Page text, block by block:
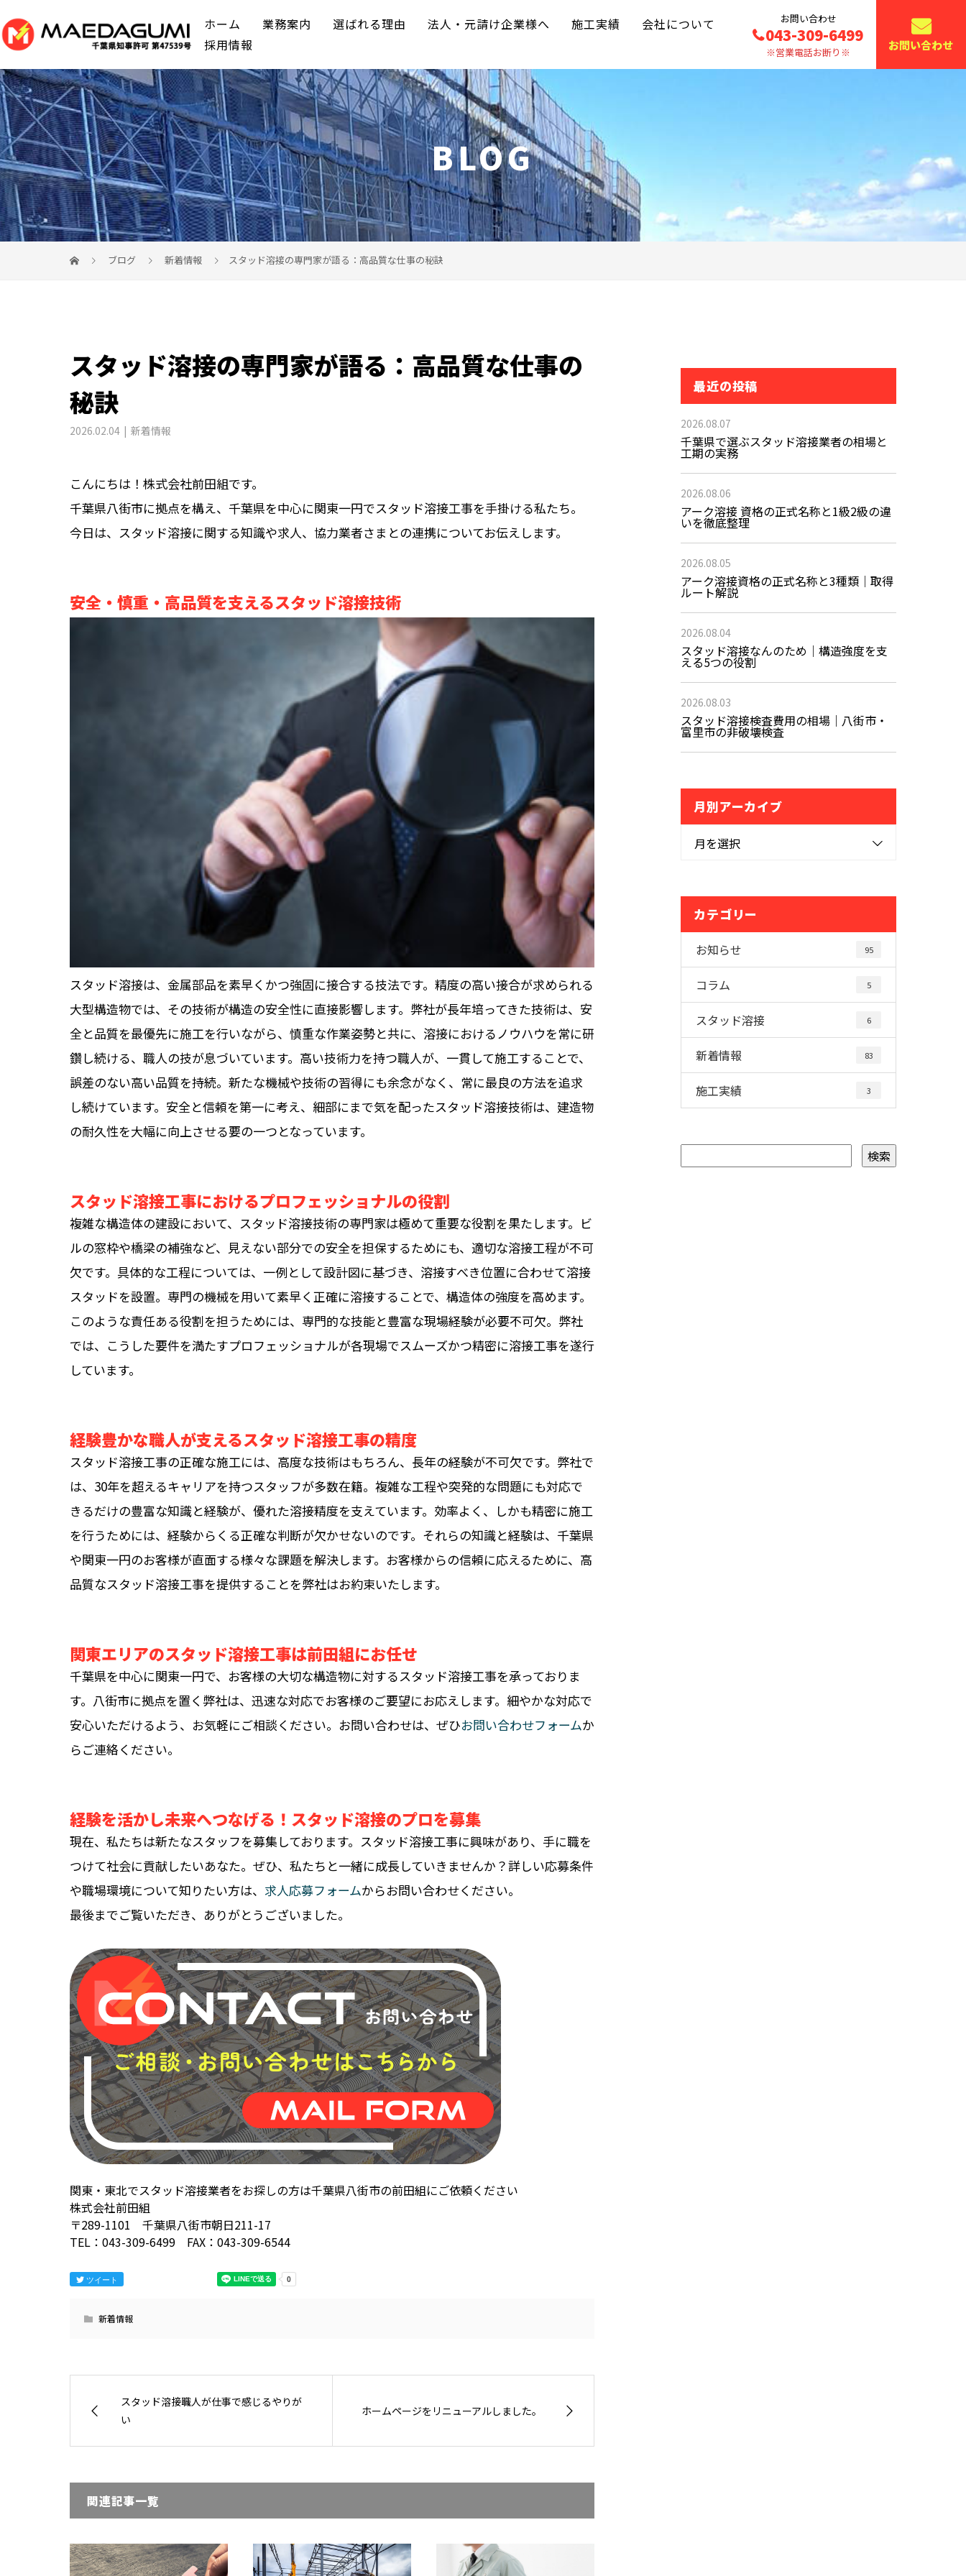
ホーム 業務案内 選ばれる理由 法人・元請け企業様へ 施工実績
会社について
採用情報
お問い合わせ
043-309-6499
※営業電話お断り※ お問い合わせ
BLOG
ブログ 新着情報 スタッド溶接の専門家が語る：高品質な仕事の秘訣
スタッド溶接の専門家が語る：高品質な仕事の
秘訣
2026.02.04 新着情報
こんにちは！株式会社前田組です。
千葉県八街市に拠点を構え、千葉県を中心に関東一円でスタッド溶接工事を手掛ける私たち。
今日は、スタッド溶接に関する知識や求人、協力業者さまとの連携についてお伝えします。
安全・慎重・高品質を支えるスタッド溶接技術
スタッド溶接は、金属部品を素早くかつ強固に接合する技法です。精度の高い接合が求められる
大型構造物では、その技術が構造の安全性に直接影響します。弊社が長年培ってきた技術は、安
全と品質を最優先に施工を行いながら、慎重な作業姿勢と共に、溶接におけるノウハウを常に研
鑽し続ける、職人の技が息づいています。高い技術力を持つ職人が、一貫して施工することで、
誤差のない高い品質を持続。新たな機械や技術の習得にも余念がなく、常に最良の方法を追求
し続けています。安全と信頼を第一に考え、細部にまで気を配ったスタッド溶接技術は、建造物
の耐久性を大幅に向上させる要の一つとなっています。
スタッド溶接工事におけるプロフェッショナルの役割
複雑な構造体の建設において、スタッド溶接技術の専門家は極めて重要な役割を果たします。ビ
ルの窓枠や橋梁の補強など、見えない部分での安全を担保するためにも、適切な溶接工程が不可
欠です。具体的な工程については、一例として設計図に基づき、溶接すべき位置に合わせて溶接
スタッドを設置。専門の機械を用いて素早く正確に溶接することで、構造体の強度を高めます。
このような責任ある役割を担うためには、専門的な技能と豊富な現場経験が必要不可欠。弊社
では、こうした要件を満たすプロフェッショナルが各現場でスムーズかつ精密に溶接工事を遂行
しています。
経験豊かな職人が支えるスタッド溶接工事の精度
スタッド溶接工事の正確な施工には、高度な技術はもちろん、長年の経験が不可欠です。弊社で
は、30年を超えるキャリアを持つスタッフが多数在籍。複雑な工程や突発的な問題にも対応で
きるだけの豊富な知識と経験が、優れた溶接精度を支えています。効率よく、しかも精密に施工
を行うためには、経験からくる正確な判断が欠かせないのです。それらの知識と経験は、千葉県
や関東一円のお客様が直面する様々な課題を解決します。お客様からの信頼に応えるために、高
品質なスタッド溶接工事を提供することを弊社はお約束いたします。
関東エリアのスタッド溶接工事は前田組にお任せ
千葉県を中心に関東一円で、お客様の大切な構造物に対するスタッド溶接工事を承っておりま
す。八街市に拠点を置く弊社は、迅速な対応でお客様のご要望にお応えします。細やかな対応で
安心いただけるよう、お気軽にご相談ください。お問い合わせは、ぜひお問い合わせフォームか
らご連絡ください。
経験を活かし未来へつなげる！スタッド溶接のプロを募集
現在、私たちは新たなスタッフを募集しております。スタッド溶接工事に興味があり、手に職を
つけて社会に貢献したいあなた。ぜひ、私たちと一緒に成長していきませんか？詳しい応募条件
や職場環境について知りたい方は、 求人応募フォームからお問い合わせください。
最後までご覧いただき、ありがとうございました。
関東・東北でスタッド溶接業者をお探しの方は千葉県八街市の前田組にご依頼ください
株式会社前田組
〒289-1101 千葉県八街市朝日211-17
TEL：043-309-6499 FAX：043-309-6544
ツイート
新着情報
スタッド溶接職人が仕事で感じるやりが
い
ホームページをリニューアルしました。
関連記事一覧
最近の投稿
2026.08.07
千葉県で選ぶスタッド溶接業者の相場と
工期の実務
2026.08.06
アーク溶接 資格の正式名称と1級2級の違
いを徹底整理
2026.08.05
アーク溶接資格の正式名称と3種類｜取得
ルート解説
2026.08.04
スタッド溶接なんのため｜構造強度を支
える5つの役割
2026.08.03
スタッド溶接検査費用の相場｜八街市・
富里市の非破壊検査
月別アーカイブ
月を選択
カテゴリー
お知らせ 95
コラム 5
スタッド溶接 6
新着情報 83
施工実績 3